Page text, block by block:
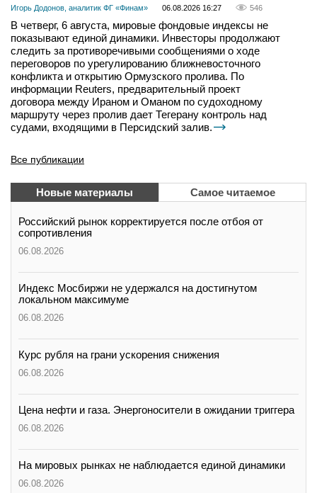
Игорь Додонов, аналитик ФГ «Финам» 06.08.2026 16:27 546
В четверг, 6 августа, мировые фондовые индексы не
показывают единой динамики. Инвесторы продолжают
следить за противоречивыми сообщениями о ходе
переговоров по урегулированию ближневосточного
конфликта и открытию Ормузского пролива. По
информации Reuters, предварительный проект
договора между Ираном и Оманом по судоходному
маршруту через пролив дает Тегерану контроль над
судами, входящими в Персидский залив.
Все публикации
Новые материалы Самое читаемое
Российский рынок корректируется после отбоя от
сопротивления
06.08.2026
Индекс Мосбиржи не удержался на достигнутом
локальном максимуме
06.08.2026
Курс рубля на грани ускорения снижения
06.08.2026
Цена нефти и газа. Энергоносители в ожидании триггера
06.08.2026
На мировых рынках не наблюдается единой динамики
06.08.2026